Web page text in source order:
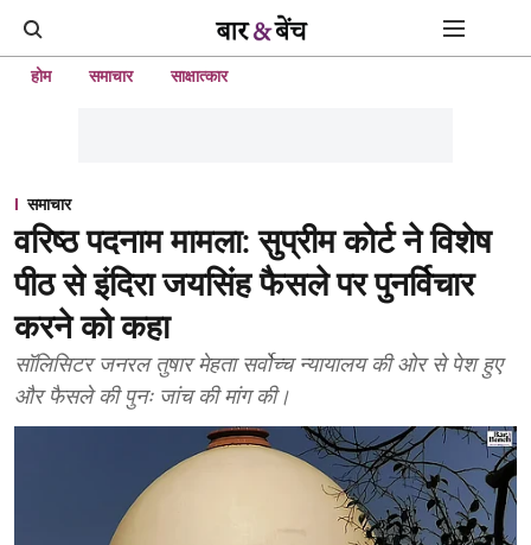
होम समाचार साक्षात्कार
समाचार
वरिष्ठ पदनाम मामला: सुप्रीम कोर्ट ने विशेष
पीठ से इंदिरा जयसिंह फैसले पर पुनर्विचार
करने को कहा
सॉलिसिटर जनरल तुषार मेहता सर्वोच्च न्यायालय की ओर से पेश हुए
और फैसले की पुनः जांच की मांग की।